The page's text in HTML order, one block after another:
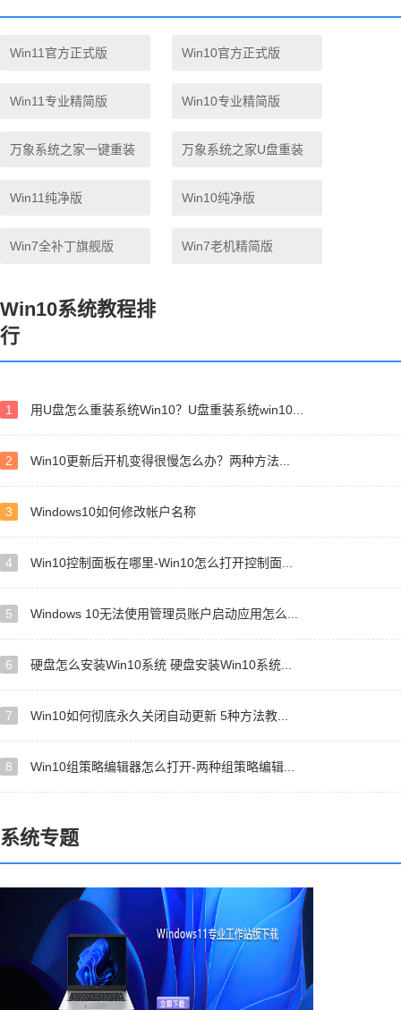
Win11官方正式版 Win10官方正式版
Win11专业精简版 Win10专业精简版
万象系统之家一键重装 万象系统之家U盘重装
Win11纯净版 Win10纯净版
Win7全补丁旗舰版 Win7老机精简版
Win10系统教程排
行
1 用U盘怎么重装系统Win10？U盘重装系统win10...
2 Win10更新后开机变得很慢怎么办？两种方法...
3 Windows10如何修改帐户名称
4 Win10控制面板在哪里-Win10怎么打开控制面...
5 Windows 10无法使用管理员账户启动应用怎么...
6 硬盘怎么安装Win10系统 硬盘安装Win10系统...
7 Win10如何彻底永久关闭自动更新 5种方法教...
8 Win10组策略编辑器怎么打开-两种组策略编辑...
系统专题